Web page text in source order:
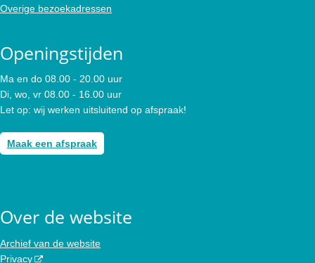
Overige bezoekadressen
Openingstijden
Ma en do 08.00 - 20.00 uur
Di, wo, vr 08.00 - 16.00 uur
Let op: wij werken uitsluitend op afspraak!
Maak een afspraak
Over de website
Archief van de website
Privacy